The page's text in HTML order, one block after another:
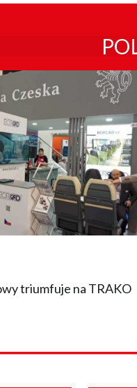
triumfuje na TRAKO